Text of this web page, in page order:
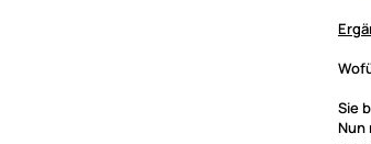
Sie
Nun